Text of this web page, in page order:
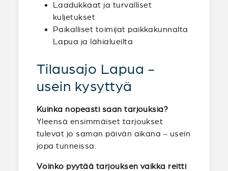
Laadukkaat ja turvalliset
kuljetukset
Paikalliset toimijat paikkakunnalta
Lapua ja lähialueilta
Tilausajo Lapua -
usein kysyttyä
Kuinka nopeasti saan tarjouksia?
Yleensä ensimmäiset tarjoukset
tulevat jo saman päivän aikana – usein
jopa tunneissa.
Voinko pyytää tarjouksen vaikka reitti